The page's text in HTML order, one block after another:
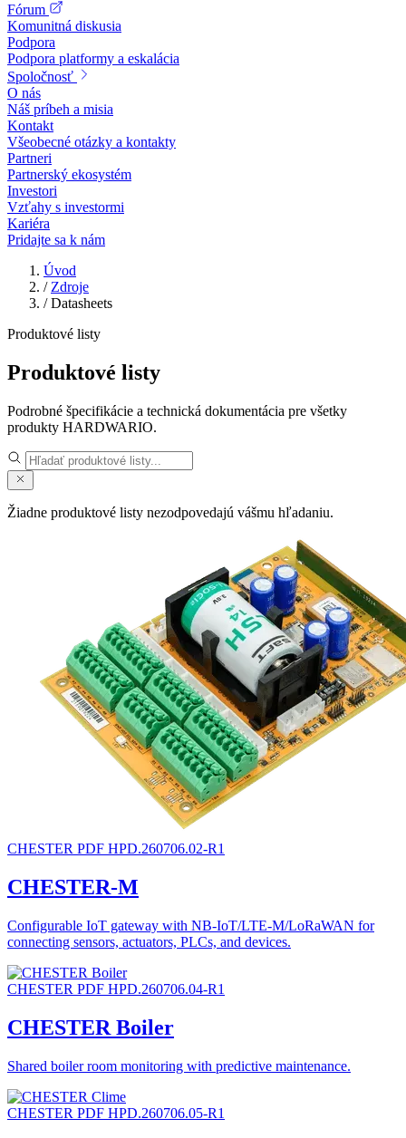
Fórum
Komunitná diskusia
Podpora
Podpora platformy a eskalácia
Spoločnosť
O nás
Náš príbeh a misia
Kontakt
Všeobecné otázky a kontakty
Partneri
Partnerský ekosystém
Investori
Vzťahy s investormi
Kariéra
Pridajte sa k nám
Úvod
/ Zdroje
/ Datasheets
Produktové listy
Produktové listy
Podrobné špecifikácie a technická dokumentácia pre všetky
produkty HARDWARIO.
Žiadne produktové listy nezodpovedajú vášmu hľadaniu.
CHESTER PDF HPD.260706.02-R1
CHESTER-M
Configurable IoT gateway with NB-IoT/LTE-M/LoRaWAN for
connecting sensors, actuators, PLCs, and devices.
CHESTER PDF HPD.260706.04-R1
CHESTER Boiler
Shared boiler room monitoring with predictive maintenance.
CHESTER PDF HPD.260706.05-R1